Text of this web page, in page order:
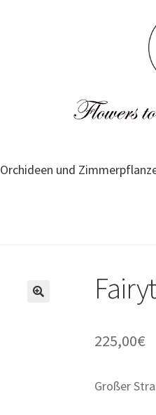
Orchideen und
225,00€
Großer